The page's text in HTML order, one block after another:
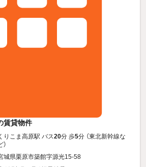
賃貸物件
りこま高原駅 バス20分 歩5分 （東北新幹線な
）
城県栗原市築館字源光15-58